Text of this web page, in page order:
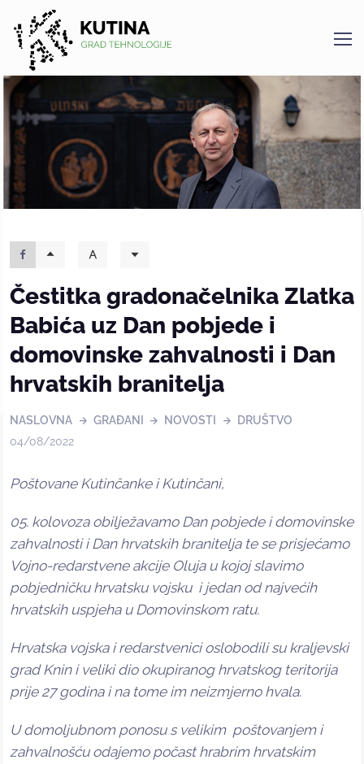
Kutina
Čestitka gradonačelnika Zlatka
Babića uz Dan pobjede i
domovinske zahvalnosti i Dan
hrvatskih branitelja
NASLOVNA GRAĐANI NOVOSTI
DRUŠTVO
04/08/2022
Poštovane Kutinčanke i Kutinčani,
05. kolovoza obilježavamo Dan pobjede i domovinske
zahvalnosti i Dan hrvatskih branitelja te se prisjećamo
Vojno-redarstvene akcije Oluja u kojoj slavimo
pobjedničku hrvatsku vojsku i jedan od najvećih
hrvatskih uspjeha u Domovinskom ratu.
Hrvatska vojska i redarstvenici oslobodili su kraljevski
grad Knin i veliki dio okupiranog hrvatskog teritorija
prije 27 godina i na tome im neizmjerno hvala.
U domoljubnom ponosu s velikim poštovanjem i
zahvalnošću odajemo počast hrabrim hrvatskim